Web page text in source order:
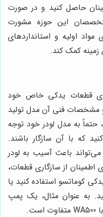
حاصل کنید و در صورت
این حوزه مشورت
مواد اولیه و استانداردهای
زمینه کمک کند.
قطعات یدکی خاص خود
مشخصات فنی آن مدل تولید
به مدل لودر خود توجه
که با آن سازگار باشند.
باعث آسیب به لودر
از سازگاری قطعات،
کوماتسو استفاده کنید یا
به عنوان مثال، یک پمپ